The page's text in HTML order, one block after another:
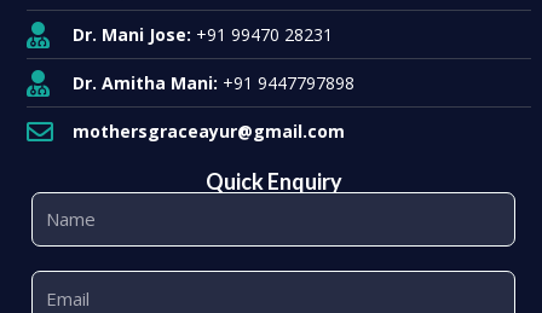
Dr. Mani Jose: +91 99470 28231
Dr. Amitha Mani: +91 9447797898
mothersgraceayur@gmail.com
Quick Enquiry